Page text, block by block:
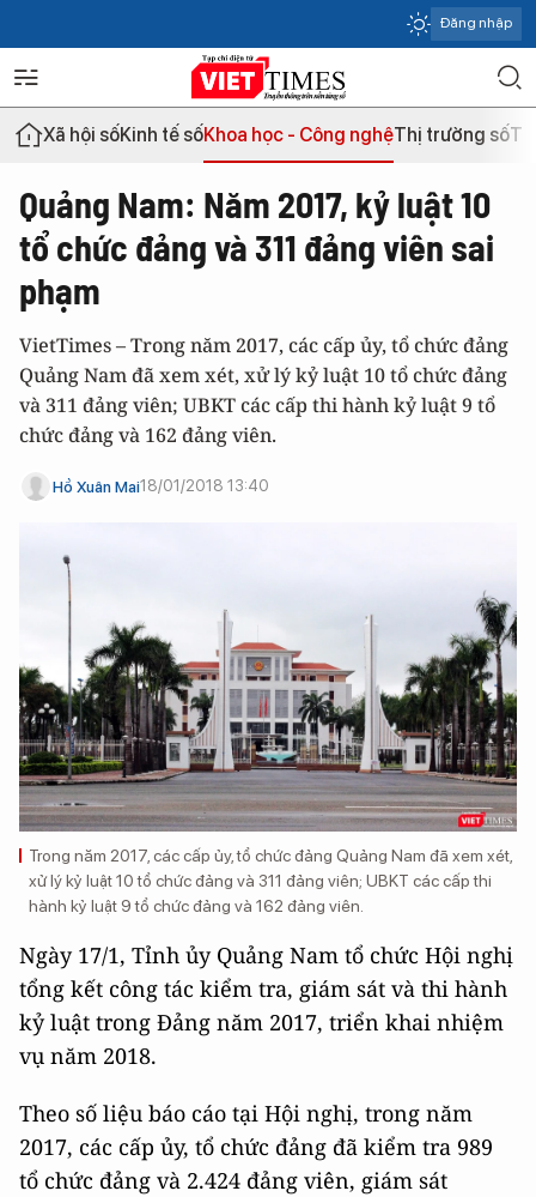
Đăng nhập
Xã hội sốKinh tế sốKhoa học - Công nghệThị trường số
Quảng Nam: Năm 2017, kỷ luật 10
tổ chức đảng và 311 đảng viên sai
phạm
VietTimes – Trong năm 2017, các cấp ủy, tổ chức đảng
Quảng Nam đã xem xét, xử lý kỷ luật 10 tổ chức đảng
và 311 đảng viên; UBKT các cấp thi hành kỷ luật 9 tổ
chức đảng và 162 đảng viên.
Hồ Xuân Mai18/01/2018 13:40
Trong năm 2017, các cấp ủy, tổ chức đảng Quảng Nam đã xem xét,
xử lý kỷ luật 10 tổ chức đảng và 311 đảng viên; UBKT các cấp thi
hành kỷ luật 9 tổ chức đảng và 162 đảng viên.
Ngày 17/1, Tỉnh ủy Quảng Nam tổ chức Hội nghị
tổng kết công tác kiểm tra, giám sát và thi hành
kỷ luật trong Đảng năm 2017, triển khai nhiệm
vụ năm 2018.
Theo số liệu báo cáo tại Hội nghị, trong năm
2017, các cấp ủy, tổ chức đảng đã kiểm tra 989
tổ chức đảng và 2.424 đảng viên, giám sát